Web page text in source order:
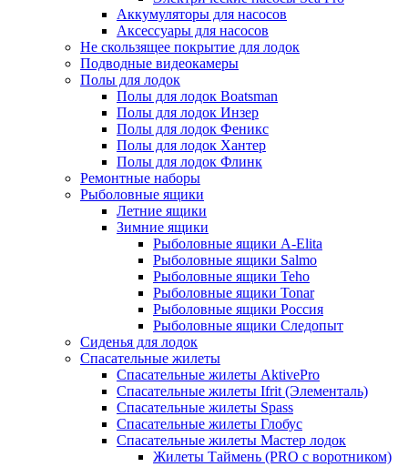
Аккумуляторы для насосов
Аксессуары для насосов
Не скользящее покрытие для лодок
Подводные видеокамеры
Полы для лодок
Полы для лодок Boatsman
Полы для лодок Инзер
Полы для лодок Феникс
Полы для лодок Хантер
Полы для лодок Флинк
Ремонтные наборы
Рыболовные ящики
Летние ящики
Зимние ящики
Рыболовные ящики A-Elita
Рыболовные ящики Salmo
Рыболовные ящики Teho
Рыболовные ящики Tonar
Рыболовные ящики Россия
Рыболовные ящики Следопыт
Сиденья для лодок
Спасательные жилеты
Спасательные жилеты AktivePro
Спасательные жилеты Ifrit (Элементаль)
Спасательные жилеты Spass
Спасательные жилеты Глобус
Спасательные жилеты Мастер лодок
Жилеты Таймень (PRO c воротником)